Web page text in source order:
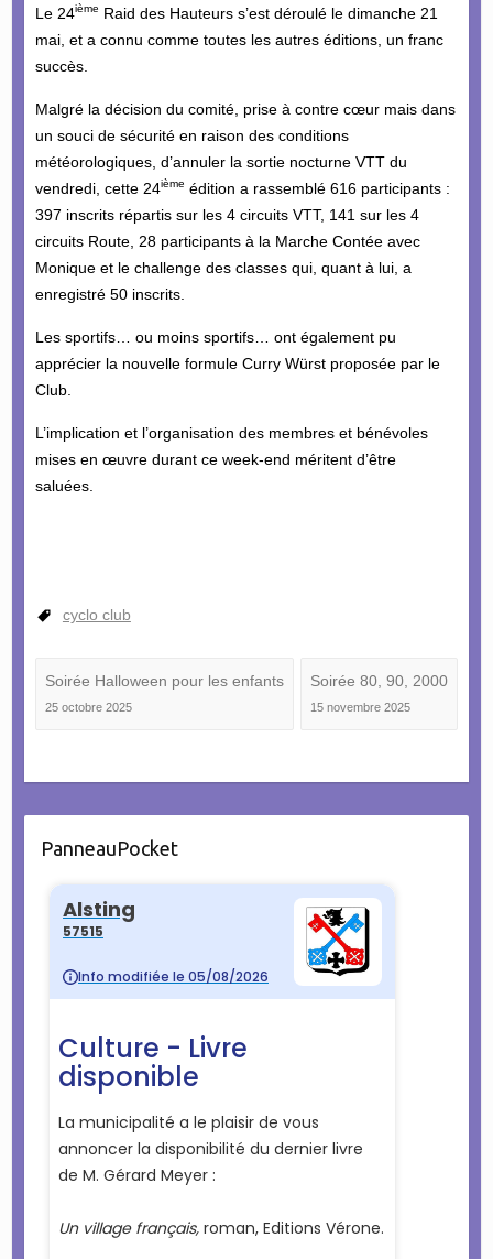
Le 24ième Raid des Hauteurs s’est déroulé le dimanche 21
mai, et a connu comme toutes les autres éditions, un franc
succès.
Malgré la décision du comité, prise à contre cœur mais dans
un souci de sécurité en raison des conditions
météorologiques, d’annuler la sortie nocturne VTT du
vendredi, cette 24ième édition a rassemblé 616 participants :
397 inscrits répartis sur les 4 circuits VTT, 141 sur les 4
circuits Route, 28 participants à la Marche Contée avec
Monique et le challenge des classes qui, quant à lui, a
enregistré 50 inscrits.
Les sportifs… ou moins sportifs… ont également pu
apprécier la nouvelle formule Curry Würst proposée par le
Club.
L’implication et l’organisation des membres et bénévoles
mises en œuvre durant ce week-end méritent d’être
saluées.
cyclo club
Soirée Halloween pour les enfants
25 octobre 2025
Soirée 80, 90, 2000
15 novembre 2025
PanneauPocket